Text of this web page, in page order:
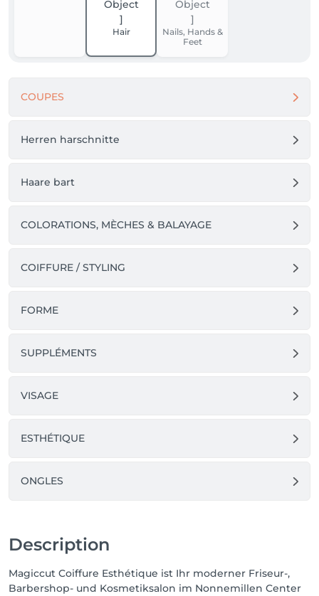
Hair
Nails, Hands &
Feet
COUPES
Herren harschnitte
Haare bart
COLORATIONS, MÈCHES & BALAYAGE
COIFFURE / STYLING
FORME
SUPPLÉMENTS
VISAGE
ESTHÉTIQUE
ONGLES
Description
Magiccut Coiffure Esthétique ist Ihr moderner Friseur-,
Barbershop- und Kosmetiksalon im Nonnemillen Center